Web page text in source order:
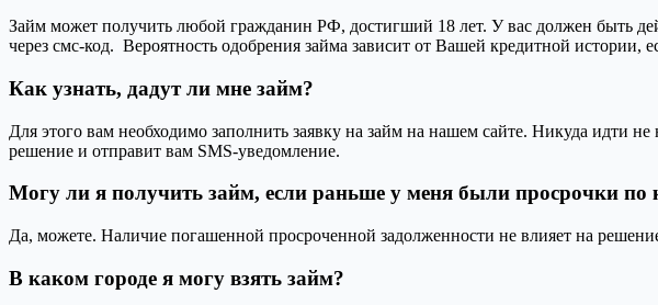
Займ может получить любой гражданин РФ, достигший 18 лет. У вас должен быть
через смс-код. Вероятность одобрения займа зависит от Вашей кредитной
Как узнать, дадут ли мне займ?
Для этого вам необходимо заполнить заявку на займ на нашем сайте. Никуда идти
решение и отправит вам SMS-уведомление.
Могу ли я получить займ, если раньше у меня были просрочки по
Да, можете. Наличие погашенной просроченной задолженности не влияет на
В каком городе я могу взять займ?